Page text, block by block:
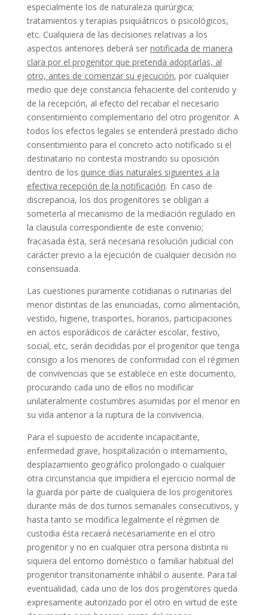
especialmente los de naturaleza quirúrgica;
tratamientos y terapias psiquiátricos o psicológicos,
etc. Cualquiera de las decisiones relativas a los
aspectos anteriores deberá ser notificada de manera
clara por el progenitor que pretenda adoptarlas, al
otro, antes de comenzar su ejecución, por cualquier
medio que deje constancia fehaciente del contenido y
de la recepción, al efecto del recabar el necesario
consentimiento complementario del otro progenitor. A
todos los efectos legales se entenderá prestado dicho
consentimiento para el concreto acto notificado si el
destinatario no contesta mostrando su oposición
dentro de los quince días naturales siguientes a la
efectiva recepción de la notificación. En caso de
discrepancia, los dos progenitores se obligan a
someterla al mecanismo de la mediación regulado en
la clausula correspondiente de este convenio;
fracasada ésta, será necesaria resolución judicial con
carácter previo a la ejecución de cualquier decisión no
consensuada.
Las cuestiones puramente cotidianas o rutinarias del
menor distintas de las enunciadas, como alimentación,
vestido, higiene, trasportes, horarios, participaciones
en actos esporádicos de carácter escolar, festivo,
social, etc, serán decididas por el progenitor que tenga
consigo a los menores de conformidad con el régimen
de convivencias que se establece en este documento,
procurando cada uno de ellos no modificar
unilateralmente costumbres asumidas por el menor en
su vida anterior a la ruptura de la convivencia.
Para el supuesto de accidente incapacitante,
enfermedad grave, hospitalización o internamiento,
desplazamiento geográfico prolongado o cualquier
otra circunstancia que impidiera el ejercicio normal de
la guarda por parte de cualquiera de los progenitores
durante más de dos turnos semanales consecutivos, y
hasta tanto se modifica legalmente el régimen de
custodia ésta recaerá necesariamente en el otro
progenitor y no en cualquier otra persona distinta ni
siquiera del entorno doméstico o familiar habitual del
progenitor transitoriamente inhábil o ausente. Para tal
eventualidad, cada uno de los dos progenitores queda
expresamente autorizado por el otro en virtud de este